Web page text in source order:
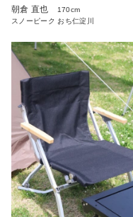
朝倉 直也
170cm
スノーピーク おち仁淀川